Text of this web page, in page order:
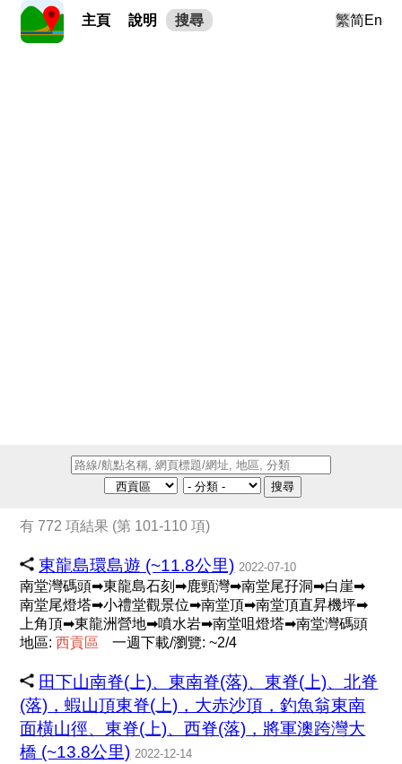
主頁 說明 搜尋 繁简En
搜尋
有 772 項結果 (第 101-110 項)
東龍島環島遊 (~11.8公里) 2022-07-10
南堂灣碼頭➡東龍島石刻➡鹿頸灣➡南堂尾孖洞➡白崖➡
南堂尾燈塔➡小禮堂觀景位➡南堂頂➡南堂頂直昇機坪➡
上角頂➡東龍洲營地➡噴水岩➡南堂咀燈塔➡南堂灣碼頭
地區:西貢區 一週下載/瀏覽: ~2/4
田下山南脊(上)、東南脊(落)、東脊(上)、北脊
(落)，蝦山頂東脊(上)，大赤沙頂，釣魚翁東南
面橫山徑、東脊(上)、西脊(落)，將軍澳跨灣大
橋 (~13.8公里) 2022-12-14